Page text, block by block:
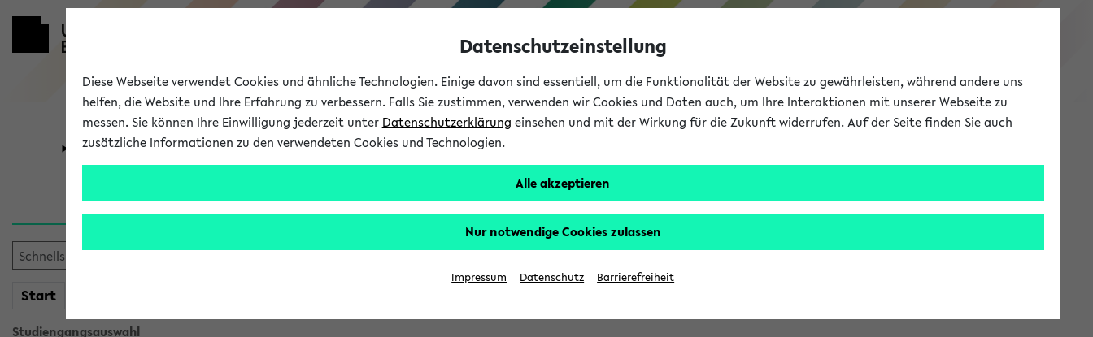
eKVV
Universität Forschung Studium
Start
Studiengangsauswahl
Verlauf
Datenschutzeinstellung
Diese Webseite verwendet Cookies und ähnliche Technologien. Einige davon sind essentiell, um die Funktionalität der Website zu gewährleisten, während andere uns
helfen, die Website und Ihre Erfahrung zu verbessern. Falls Sie zustimmen, verwenden wir Cookies und Daten auch, um Ihre Interaktionen mit unserer Webseite zu
messen. Sie können Ihre Einwilligung jederzeit unter Datenschutzerklärung einsehen und mit der Wirkung für die Zukunft widerrufen. Auf der Seite finden Sie auch
zusätzliche Informationen zu den verwendeten Cookies und Technologien.
Alle akzeptieren
Nur notwendige Cookies zulassen
Impressum Datenschutz Barrierefreiheit